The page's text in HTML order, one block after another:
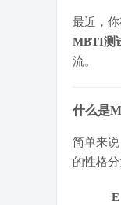
最近，
MBTI测
流。
什么是
简单来说
的性格分